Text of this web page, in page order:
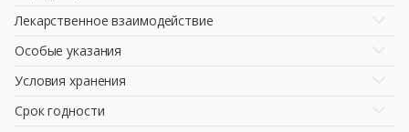
Лекарственное взаимодействие
Особые указания
Условия хранения
Срок годности